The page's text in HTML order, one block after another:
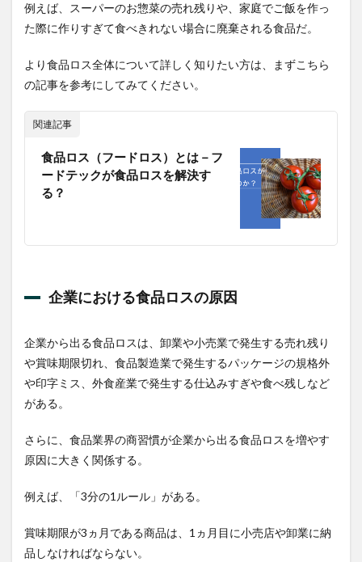
ロス
の原
1.2
家庭
にお
ける
食品
の原
因
2
標
世界
品ロ
ス量
2.2
とは
3
の食
スの
現状
例えば、スーパーのお惣菜の売れ残りや、家庭でご飯を作っ
た際に作りすぎて食べきれない場合に廃棄される食品だ。
より食品ロス全体について詳しく知りたい方は、まずこちら
の記事を参考にしてみてください。
関連記事
食品ロス（フードロス）とは－フ
ードテックが食品ロスを解決す
る？
企業における食品ロスの原因
企業から出る食品ロスは、卸業や小売業で発生する売れ残り
や賞味期限切れ、食品製造業で発生するパッケージの規格外
や印字ミス、外食産業で発生する仕込みすぎや食べ残しなど
がある。
さらに、食品業界の商習慣が企業から出る食品ロスを増やす
原因に大きく関係する。
例えば、「3分の1ルール」がある。
賞味期限が3ヵ月である商品は、1ヵ月目に小売店や卸業に納
品しなければならない。